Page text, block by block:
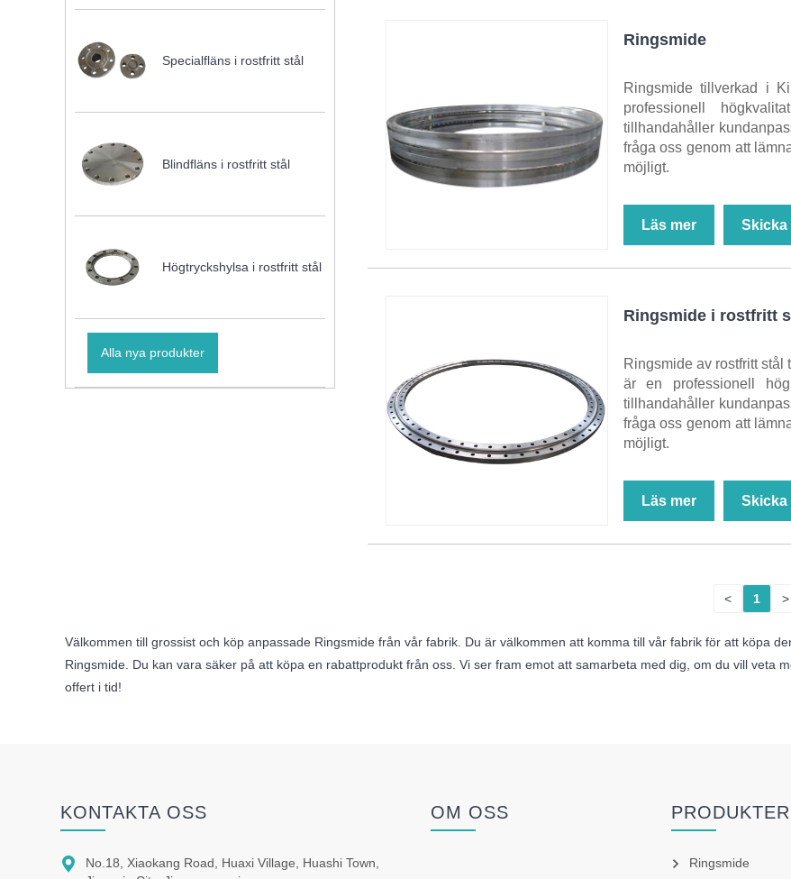
Specialfläns i rostfritt stål
Blindfläns i rostfritt stål
Högtryckshylsa i rostfritt stål
Alla nya produkter
Ringsmide
Ringsmide tillverkad i
professionell
tillhandahåller
fråga oss genom att
möjligt.
Läs mer Skicka
Ringsmide i rostfritt
Ringsmide av rostfritt
är en professionell
tillhandahåller
fråga oss genom att
möjligt.
Läs mer Skicka
< 1 >
Välkommen till grossist och köp anpassade Ringsmide från vår fabrik. Du är välkommen att komma till vår fabrik för att köpa
Ringsmide. Du kan vara säker på att köpa en rabattprodukt från oss. Vi ser fram emot att samarbeta med dig, om du vill veta
offert i tid!
KONTAKTA OSS

No.18, Xiaokang Road, Huaxi Village, Huashi Town,
OM OSS PRODUKTER
Ringsmide